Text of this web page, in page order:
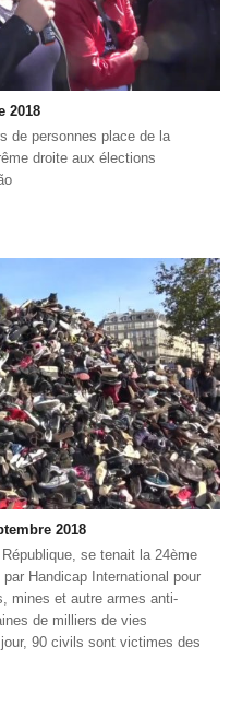
2018
de personnes place de la
droite aux élections
2018
se tenait la 24ème
Handicap International pour
mines et autre armes anti-
de milliers de vies
90 civils sont victimes des